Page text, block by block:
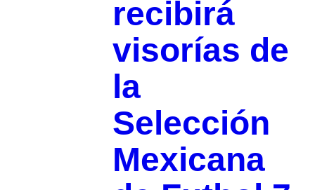
recibirá
visorías de
la
Selección
Mexicana